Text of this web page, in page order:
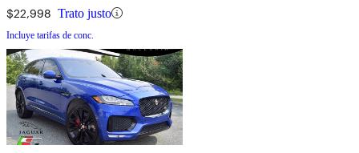
$22,998 Trato justo
Incluye tarifas de conc.